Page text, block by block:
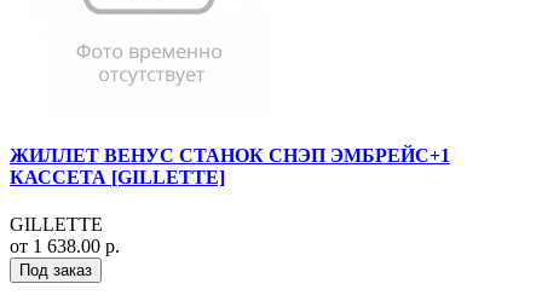
ЖИЛЛЕТ ВЕНУС СТАНОК СНЭП ЭМБРЕЙС+1
КАССЕТА [GILLETTE]
GILLETTE
от 1 638.00 р.
Под заказ